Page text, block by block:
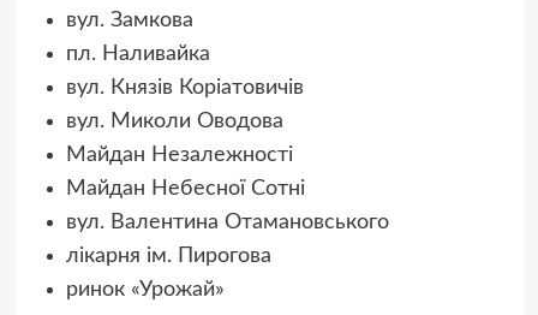
вул. Замкова
пл. Наливайка
вул. Князів Коріатовичів
вул. Миколи Оводова
Майдан Незалежності
Майдан Небесної Сотні
вул. Валентина Отамановського
лікарня ім. Пирогова
ринок «Урожай»